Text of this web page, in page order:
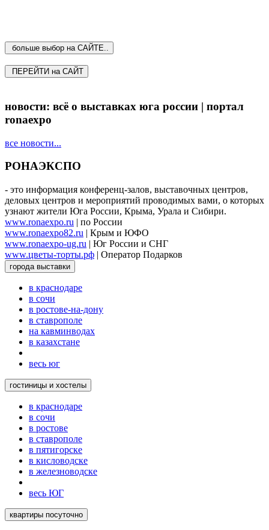
больше выбор на САЙТЕ..
ПЕРЕЙТИ на САЙТ
новости: всё о выставках юга россии | портал
ronaexpo
все новости...
РОНАЭКСПО
- это информация конференц-залов, выставочных центров,
деловых центров и мероприятий проводимых вами, о которых
узнают жители Юга России, Крыма, Урала и Сибири.
www.ronaexpo.ru | по России
www.ronaexpo82.ru | Крым и ЮФО
www.ronaexpo-ug.ru | Юг России и СНГ
www.цветы-торты.рф | Оператор Подарков
города выставки
в краснодаре
в сочи
в ростове-на-дону
в ставрополе
на кавминводах
в казахстане
весь юг
гостиницы и хостелы
в краснодаре
в сочи
в ростове
в ставрополе
в пятигорске
в кисловодске
в железноводске
весь ЮГ
квартиры посуточно